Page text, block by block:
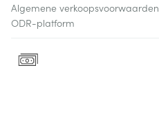
Algemene verkoopsvoorwaarden
ODR-platform